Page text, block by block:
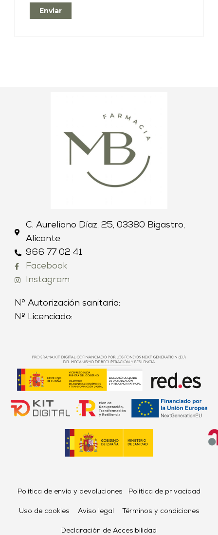
C. Aureliano Díaz, 25, 03380 Bigastro,
Alicante
966 77 02 41
Facebook
Instagram
Nº Autorización sanitaria:
Nº Licenciado:
Política de envío y devoluciones Política de privacidad
Uso de cookies Aviso legal Términos y condiciones
Declaración de Accesibilidad